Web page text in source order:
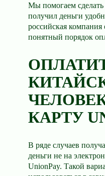
Мы помогаем сделать
получил деньги
российская
понятный порядок
КАРТУ
В ряде случаев
деньги не на
UnionPay. Такой